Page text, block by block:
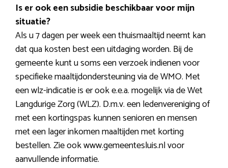
Is er ook een subsidie beschikbaar voor mijn
situatie?
Als u 7 dagen per week een thuismaaltijd neemt kan
dat qua kosten best een uitdaging worden. Bij de
gemeente kunt u soms een verzoek indienen voor
specifieke maaltijdondersteuning via de WMO. Met
een wlz-indicatie is er ook e.e.a. mogelijk via de Wet
Langdurige Zorg (WLZ). D.m.v. een ledenvereniging of
met een kortingspas kunnen senioren en mensen
met een lager inkomen maaltijden met korting
bestellen. Zie ook www.gemeentesluis.nl voor
aanvullende informatie.